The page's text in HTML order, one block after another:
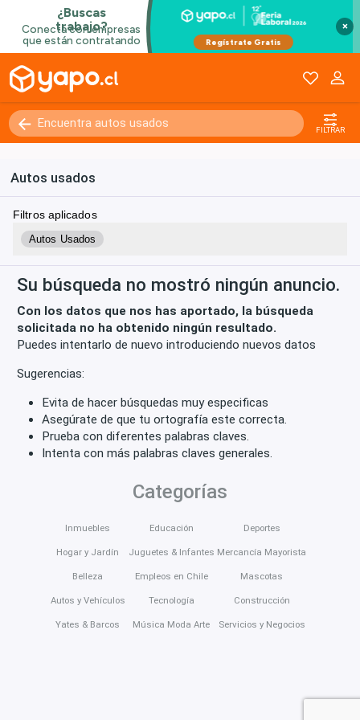
×
FILTRAR
Autos usados
Filtros aplicados
Autos Usados
Su búsqueda no mostró ningún anuncio.
Con los datos que nos has aportado, la búsqueda
solicitada no ha obtenido ningún resultado.
Puedes intentarlo de nuevo introduciendo nuevos datos
Sugerencias:
Evita de hacer búsquedas muy especificas
Asegúrate de que tu ortografía este correcta.
Prueba con diferentes palabras claves.
Intenta con más palabras claves generales.
Categorías
Inmuebles
Hogar y Jardín
Belleza
Autos y Vehículos
Yates & Barcos
Educación
Juguetes & Infantes
Empleos en Chile
Tecnología
Música Moda Arte
Deportes
Mercancía Mayorista
Mascotas
Construcción
Servicios y Negocios
Kilómetros 0 - 250000+